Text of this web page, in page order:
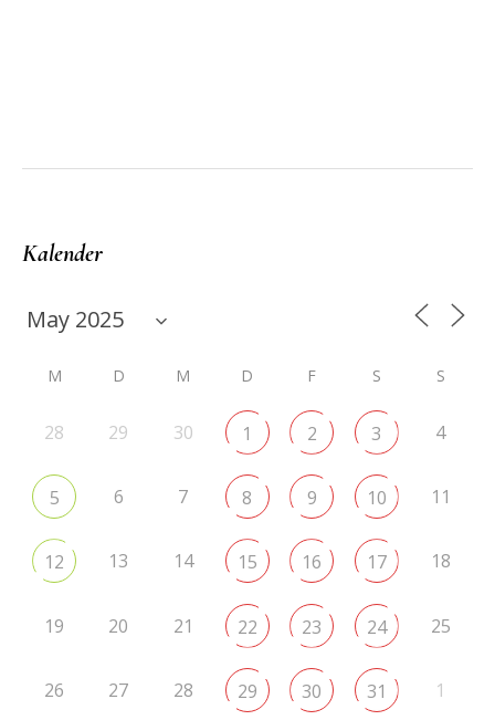
Kalender
M D M D F S S
28 29 30 1 2 3 4
5 6 7 8 9 10 11
12 13 14 15 16 17 18
19 20 21 22 23 24 25
26 27 28 29 30 31 1